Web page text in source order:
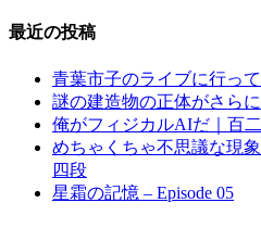
最近の投稿
青葉市子のライブに行っ
謎の建造物の正体がさら
俺がフィジカルAIだ｜百
めちゃくちゃ不思議な現
四段
星霜の記憶 – Episode 05